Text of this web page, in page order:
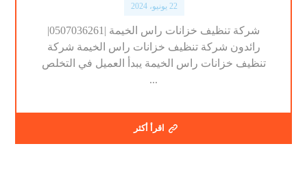
22 يونيو، 2024
شركة تنظيف خزانات راس الخيمة |0507036261|
رائدون شركة تنظيف خزانات راس الخيمة شركة
تنظيف خزانات راس الخيمة يبدأ العميل في التخلص
...
اقرأ أكثر